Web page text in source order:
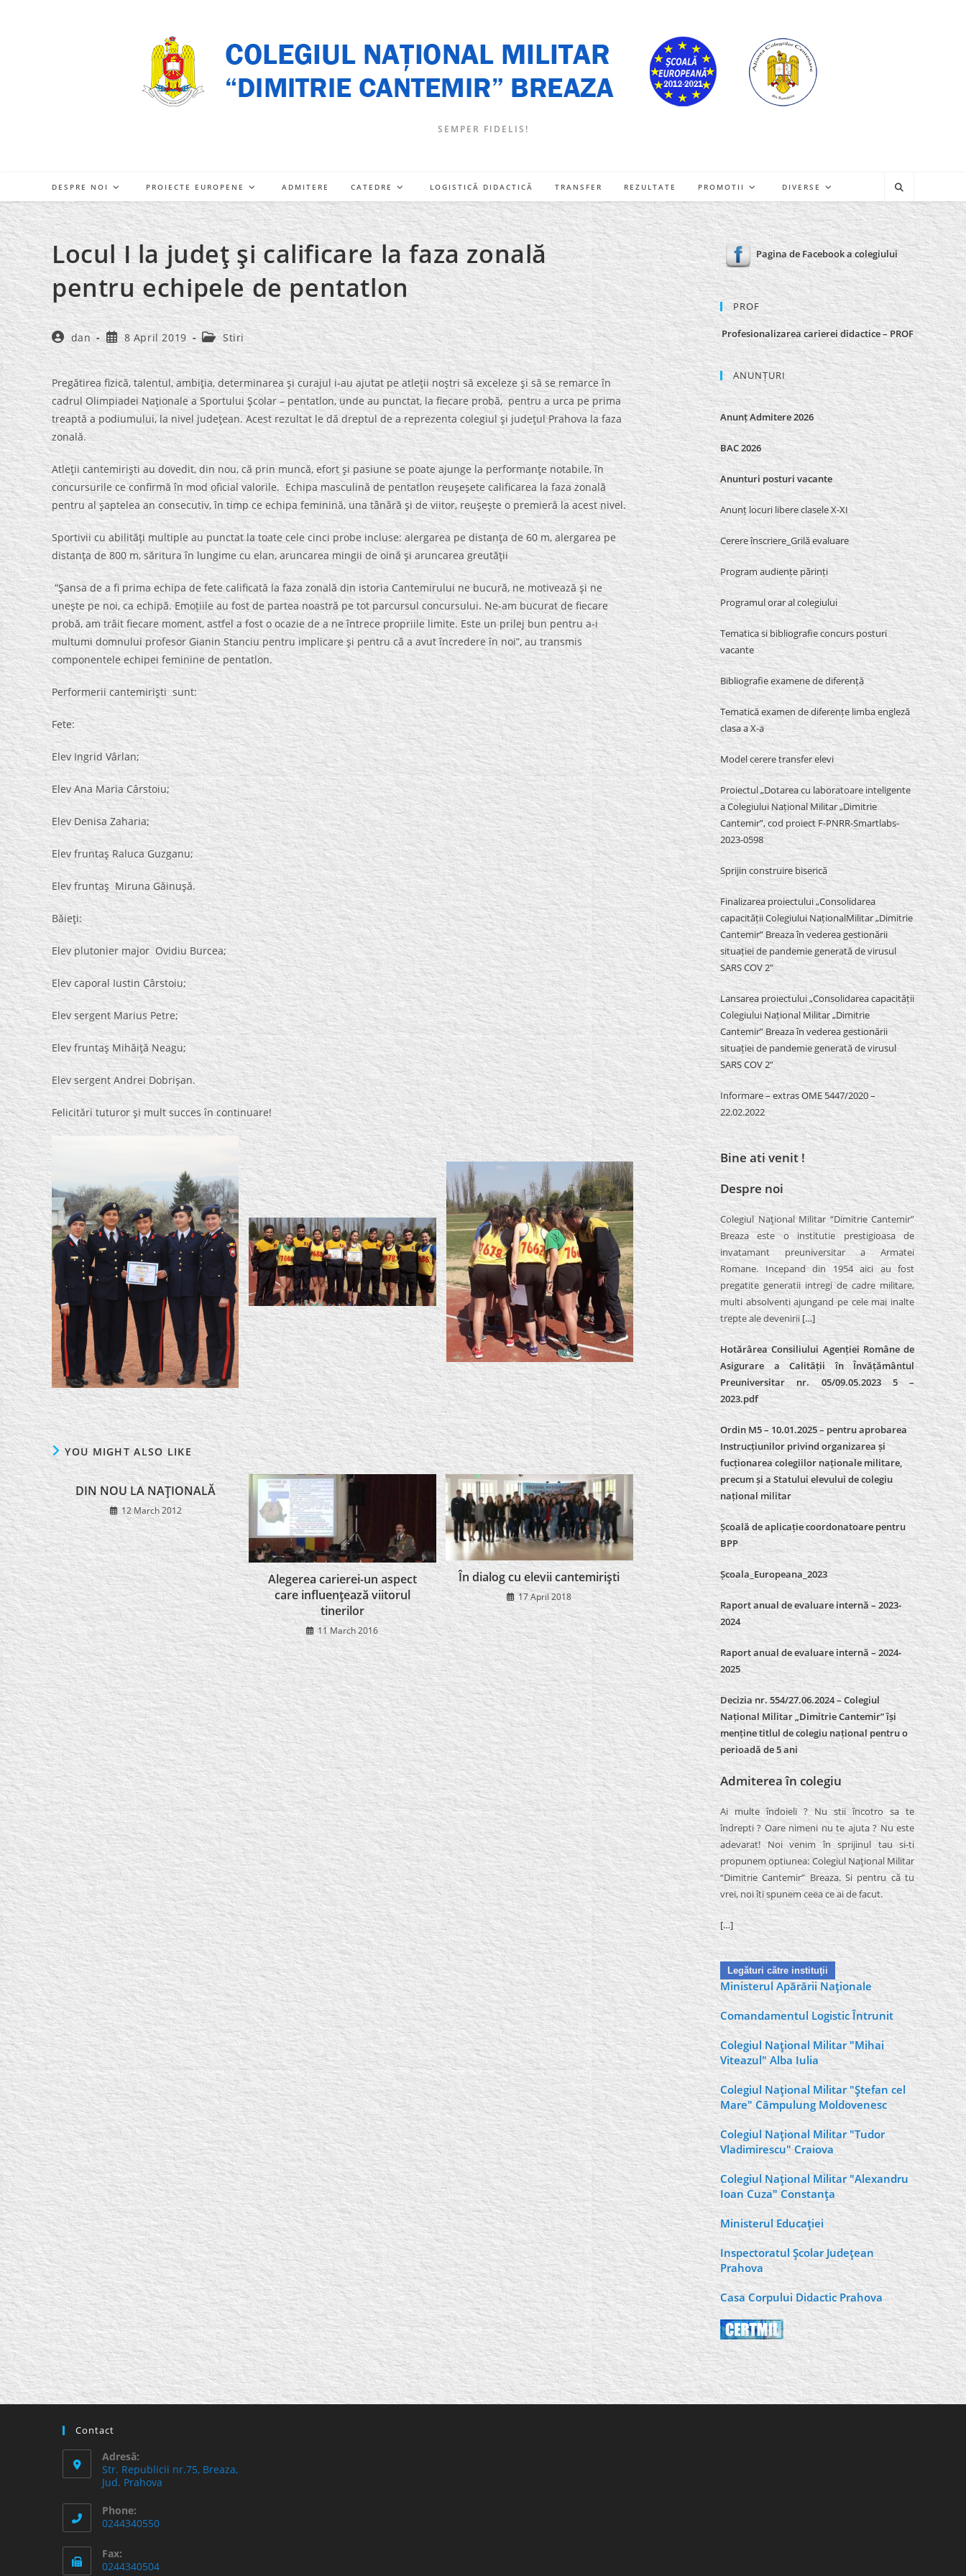
SEMPER FIDELIS!
DESPRE NOI PROIECTE EUROPENE ADMITERE CATEDRE LOGISTICĂ DIDACTICĂ TRANSFER REZULTATE PROMOTII DIVERSE
Locul I la judeţ şi calificare la faza zonală
pentru echipele de pentatlon
Post
author:
dan
Post
published:
8 April 2019
Post
category:
Stiri
Pregătirea fizică, talentul, ambiţia, determinarea şi curajul i-au ajutat pe atleţii noştri să exceleze şi să se remarce în
cadrul Olimpiadei Naţionale a Sportului Şcolar – pentatlon, unde au punctat, la fiecare probă, pentru a urca pe prima
treaptă a podiumului, la nivel judeţean. Acest rezultat le dă dreptul de a reprezenta colegiul şi judeţul Prahova la faza
zonală.
Atleţii cantemirişti au dovedit, din nou, că prin muncă, efort şi pasiune se poate ajunge la performanţe notabile, în
concursurile ce confirmă în mod oficial valorile. Echipa masculină de pentatlon reuşeşete calificarea la faza zonală
pentru al şaptelea an consecutiv, în timp ce echipa feminină, una tânără şi de viitor, reuşeşte o premieră la acest nivel.
Sportivii cu abilităţi multiple au punctat la toate cele cinci probe incluse: alergarea pe distanţa de 60 m, alergarea pe
distanţa de 800 m, săritura în lungime cu elan, aruncarea mingii de oină şi aruncarea greutăţii
“Şansa de a fi prima echipa de fete calificată la faza zonală din istoria Cantemirului ne bucură, ne motivează şi ne
uneşte pe noi, ca echipă. Emoțiile au fost de partea noastră pe tot parcursul concursului. Ne-am bucurat de fiecare
probă, am trăit fiecare moment, astfel a fost o ocazie de a ne întrece propriile limite. Este un prilej bun pentru a-i
multumi domnului profesor Gianin Stanciu pentru implicare şi pentru că a avut încredere în noi”, au transmis
componentele echipei feminine de pentatlon.
Performerii cantemirişti sunt:
Fete:
Elev Ingrid Vârlan;
Elev Ana Maria Cârstoiu;
Elev Denisa Zaharia;
Elev fruntaş Raluca Guzganu;
Elev fruntaş Miruna Găinuşă.
Băieţi:
Elev plutonier major Ovidiu Burcea;
Elev caporal Iustin Cârstoiu;
Elev sergent Marius Petre;
Elev fruntaş Mihăiţă Neagu;
Elev sergent Andrei Dobrişan.
Felicitări tuturor şi mult succes în continuare!
YOU MIGHT ALSO LIKE
DIN NOU LA NAŢIONALĂ
12 March 2012
Alegerea carierei-un aspect
care influenţează viitorul
tinerilor
11 March 2016
În dialog cu elevii cantemirişti
17 April 2018
Pagina de Facebook a colegiului
PROF
Profesionalizarea carierei didactice – PROF
ANUNȚURI
Anunț Admitere 2026
BAC 2026
Anunturi posturi vacante
Anunț locuri libere clasele X-XI
Cerere înscriere_Grilă evaluare
Program audiențe părinți
Programul orar al colegiului
Tematica si bibliografie concurs posturi
vacante
Bibliografie examene de diferență
Tematică examen de diferențe limba engleză
clasa a X-a
Model cerere transfer elevi
Proiectul „Dotarea cu laboratoare inteligente
a Colegiului Național Militar „Dimitrie
Cantemir”, cod proiect F-PNRR-Smartlabs-
2023-0598
Sprijin construire biserică
Finalizarea proiectului „Consolidarea
capacității Colegiului NaționalMilitar „Dimitrie
Cantemir” Breaza în vederea gestionării
situației de pandemie generată de virusul
SARS COV 2″
Lansarea proiectului „Consolidarea capacității
Colegiului Național Militar „Dimitrie
Cantemir” Breaza în vederea gestionării
situației de pandemie generată de virusul
SARS COV 2”
Informare – extras OME 5447/2020 –
22.02.2022
Bine ati venit !
Despre noi
Colegiul Naţional Militar “Dimitrie Cantemir”
Breaza este o institutie prestigioasa de
invatamant preuniversitar a Armatei
Romane. Incepand din 1954 aici au fost
pregatite generatii intregi de cadre militare,
multi absolventi ajungand pe cele mai inalte
trepte ale devenirii […]
Hotărârea Consiliului Agenției Române de
Asigurare a Calității în Învățământul
Preuniversitar nr. 05/09.05.2023 5 –
2023.pdf
Ordin M5 – 10.01.2025 – pentru aprobarea
Instrucțiunilor privind organizarea și
fucționarea colegiilor naționale militare,
precum și a Statului elevului de colegiu
național militar
Școală de aplicație coordonatoare pentru
BPP
Școala_Europeana_2023
Raport anual de evaluare internă – 2023-
2024
Raport anual de evaluare internă –2024-
2025
Decizia nr. 554/27.06.2024 – Colegiul
Național Militar „Dimitrie Cantemir” își
menține titlul de colegiu național pentru o
perioadă de 5 ani
Admiterea în colegiu
Ai multe îndoieli ? Nu stii încotro sa te
îndrepti ? Oare nimeni nu te ajuta ? Nu este
adevarat! Noi venim în sprijinul tau si-ti
propunem optiunea: Colegiul Naţional Militar
“Dimitrie Cantemir” Breaza. Si pentru că tu
vrei, noi îti spunem ceea ce ai de facut.
[…]
Legături către instituţii
Ministerul Apărării Naţionale
Comandamentul Logistic Întrunit
Colegiul Naţional Militar "Mihai
Viteazul" Alba Iulia
Colegiul Naţional Militar "Ştefan cel
Mare" Câmpulung Moldovenesc
Colegiul Naţional Militar "Tudor
Vladimirescu" Craiova
Colegiul Naţional Militar "Alexandru
Ioan Cuza" Constanţa
Ministerul Educaţiei
Inspectoratul Şcolar Judeţean
Prahova
Casa Corpului Didactic Prahova
Contact
Adresă:
Str. Republicii nr.75, Breaza,
Jud. Prahova
Phone:
0244340550
Fax:
0244340504